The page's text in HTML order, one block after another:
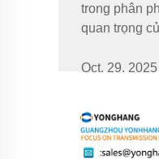
trong phân
quan trọng
thay thế
Oct. 29. 2025